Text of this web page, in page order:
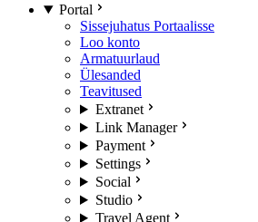
Portal
Sissejuhatus Portaalisse
Loo konto
Armatuurlaud
Ülesanded
Teavitused
Extranet
Link Manager
Payment
Settings
Social
Studio
Travel Agent